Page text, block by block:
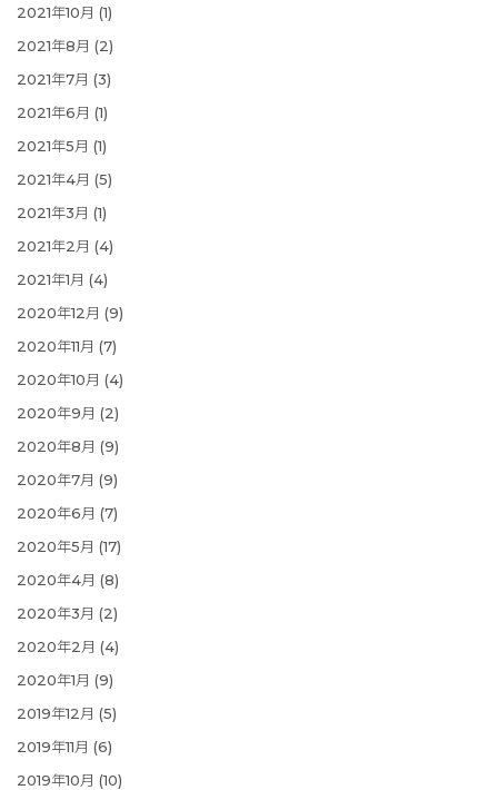
2021年10月 (1)
2021年8月 (2)
2021年7月 (3)
2021年6月 (1)
2021年5月 (1)
2021年4月 (5)
2021年3月 (1)
2021年2月 (4)
2021年1月 (4)
2020年12月 (9)
2020年11月 (7)
2020年10月 (4)
2020年9月 (2)
2020年8月 (9)
2020年7月 (9)
2020年6月 (7)
2020年5月 (17)
2020年4月 (8)
2020年3月 (2)
2020年2月 (4)
2020年1月 (9)
2019年12月 (5)
2019年11月 (6)
2019年10月 (10)